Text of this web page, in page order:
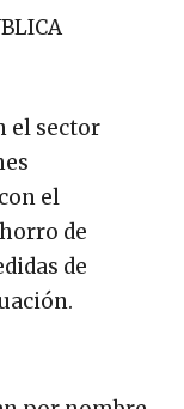
el sector
el
de
de